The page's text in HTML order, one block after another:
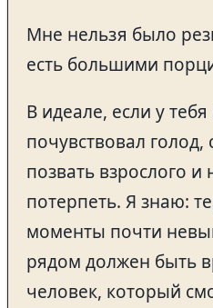
Мне нельзя было
есть большими
В идеале, если у
почувствовал
позвать взрослого и
потерпеть. Я знаю:
моменты почти
рядом должен быть
человек, который